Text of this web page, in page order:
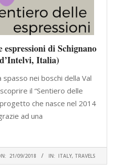
di Schignano
Italia)
nei boschi della Val
il “Sentiero delle
che nasce nel 2014
ad una
21/09/2018 IN: ITALY, TRAVELS